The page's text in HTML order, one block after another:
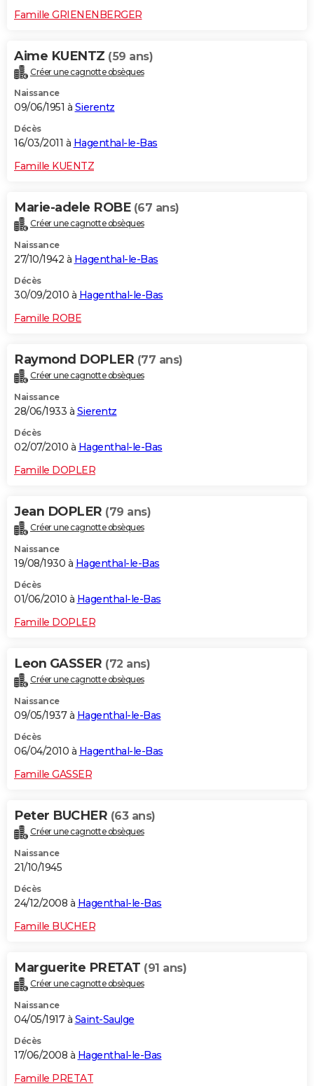
Famille GRIENENBERGER
Aime KUENTZ (59 ans)
Créer une cagnotte obsèques
Naissance
09/06/1951 à Sierentz
Décès
16/03/2011 à Hagenthal-le-Bas
Famille KUENTZ
Marie-adele ROBE (67 ans)
Créer une cagnotte obsèques
Naissance
27/10/1942 à Hagenthal-le-Bas
Décès
30/09/2010 à Hagenthal-le-Bas
Famille ROBE
Raymond DOPLER (77 ans)
Créer une cagnotte obsèques
Naissance
28/06/1933 à Sierentz
Décès
02/07/2010 à Hagenthal-le-Bas
Famille DOPLER
Jean DOPLER (79 ans)
Créer une cagnotte obsèques
Naissance
19/08/1930 à Hagenthal-le-Bas
Décès
01/06/2010 à Hagenthal-le-Bas
Famille DOPLER
Leon GASSER (72 ans)
Créer une cagnotte obsèques
Naissance
09/05/1937 à Hagenthal-le-Bas
Décès
06/04/2010 à Hagenthal-le-Bas
Famille GASSER
Peter BUCHER (63 ans)
Créer une cagnotte obsèques
Naissance
21/10/1945
Décès
24/12/2008 à Hagenthal-le-Bas
Famille BUCHER
Marguerite PRETAT (91 ans)
Créer une cagnotte obsèques
Naissance
04/05/1917 à Saint-Saulge
Décès
17/06/2008 à Hagenthal-le-Bas
Famille PRETAT